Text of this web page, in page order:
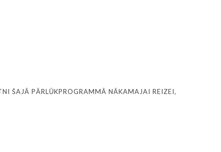
ŠAJĀ PĀRLŪKPROGRAMMĀ NĀKAMAJAI REIZEI,